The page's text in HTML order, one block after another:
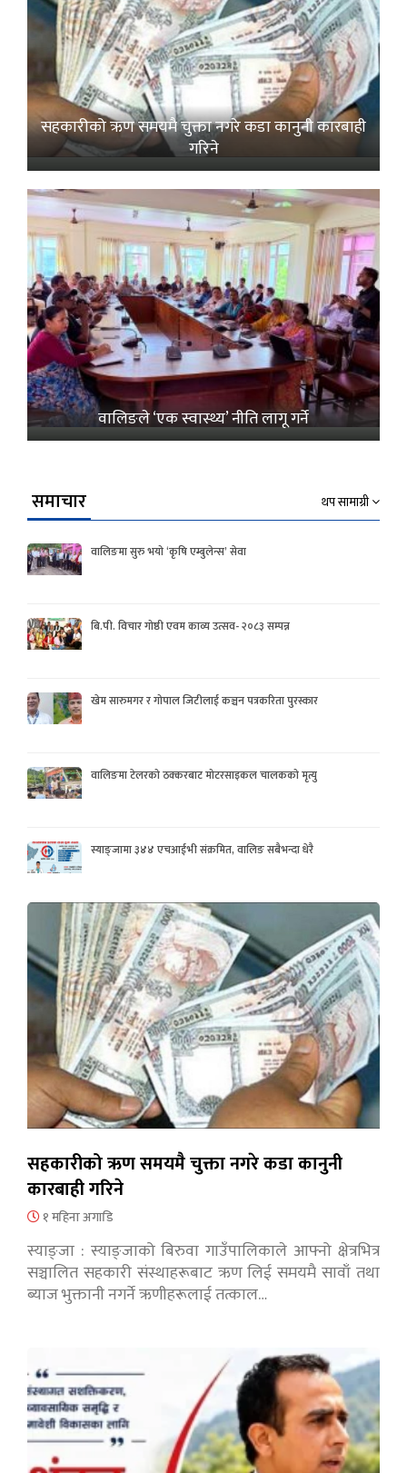
सहकारीको ऋण समयमै चुक्ता नगरे कडा कानुनी कारबाही
गरिने
वालिङले ‘एक स्वास्थ्य’ नीति लागू गर्ने
समाचार थप सामाग्री
वालिङमा सुरु भयो ‘कृषि एम्बुलेन्स’ सेवा
बि.पी. विचार गोष्ठी एवम काव्य उत्सव- २०८३ सम्पन्न
खेम सारुमगर र गोपाल जिटीलाई कञ्चन पत्रकरिता पुरस्कार
वालिङमा टेलरको ठक्करबाट मोटरसाइकल चालकको मृत्यु
स्याङ्जामा ३४४ एचआईभी संक्रमित, वालिङ सबैभन्दा धेरै
सहकारीको ऋण समयमै चुक्ता नगरे कडा कानुनी
कारबाही गरिने
१ महिना अगाडि
स्याङ्जा : स्याङ्जाको बिरुवा गाउँपालिकाले आफ्नो क्षेत्रभित्र
सञ्चालित सहकारी संस्थाहरूबाट ऋण लिई समयमै सावाँ तथा
ब्याज भुक्तानी नगर्ने ऋणीहरूलाई तत्काल…